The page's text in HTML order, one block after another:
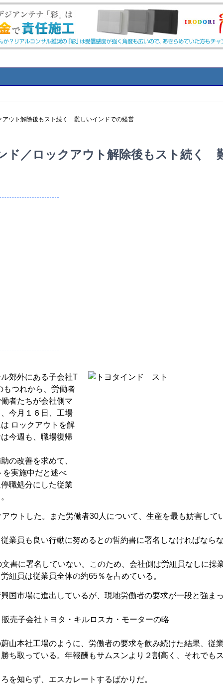
アウト解除後もスト続く 難しいインドでの経営
ド／ロックアウト解除後もスト続く
郊外にある子会社T
もつれから、労働者
者たちが会社側マ
今月１６日、工場
ロックアウトを解
今週も、職場復帰
の改善を求めて、
を実施中だと述べ
職処分にした従業
ウトした。また労働者30人について、生産を最も妨害して
業員も良い行動に努めるとの誓約書に署名しなければなら
書に署名していない。このため、会社側は労組員なしに操
組員は従業員全体の約65％を占めている。
国市場に進出しているが、現地労働者の要求が一段と強ま
売子会社トヨタ・キルロスカ・モーターの略
山本社工場のように、労働者の要求を飲み続けた結果、従
ち取っている。年報酬もサムスンより２割高く、それでも
知らず、エスカレートするばかりだ。